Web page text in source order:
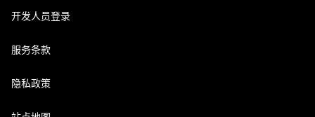
开发人员登录
服务条款
隐私政策